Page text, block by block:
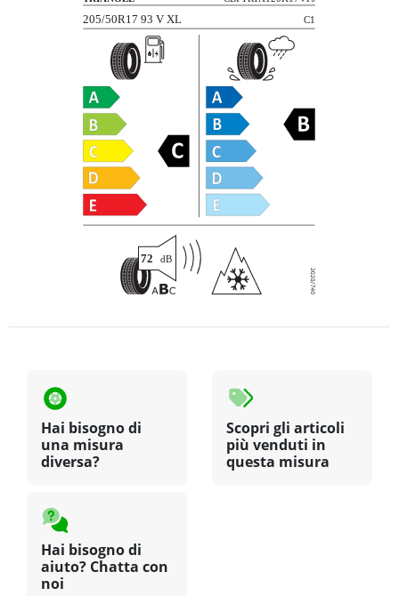
Hai bisogno di
una misura
diversa?
Scopri gli articoli
più venduti in
questa misura
Hai bisogno di
aiuto? Chatta con
noi